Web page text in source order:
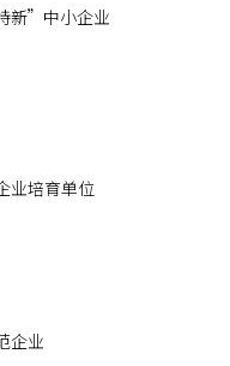
新”中小企业
业培育单位
企业